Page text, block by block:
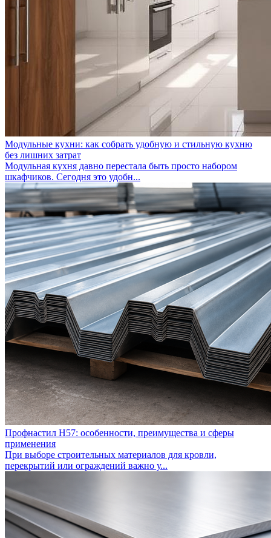
Модульные кухни: как собрать удобную и стильную кухню
без лишних затрат
Модульная кухня давно перестала быть просто набором
шкафчиков. Сегодня это удобн...
Профнастил Н57: особенности, преимущества и сферы
применения
При выборе строительных материалов для кровли,
перекрытий или ограждений важно у...